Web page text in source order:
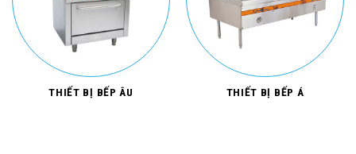
THIẾT BỊ BẾP ÂU THIẾT BỊ BẾP Á